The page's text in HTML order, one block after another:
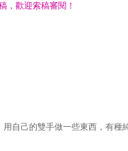
，歡迎索稿審閱！
自己的雙手做一些東西，有種